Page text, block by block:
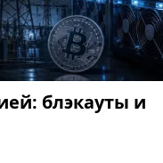
блэкауты и